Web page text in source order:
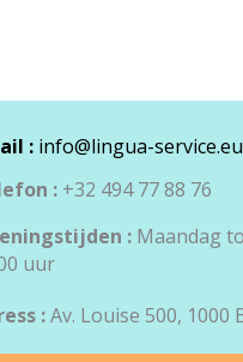
: info@lingua-service.eu
: +32 494 77 88 76
: Maandag
uur
:Av. Louise 500, 1000